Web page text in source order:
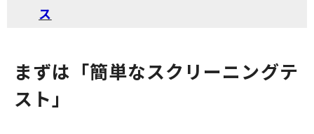
ス
まずは「簡単なスクリーニングテ
スト」